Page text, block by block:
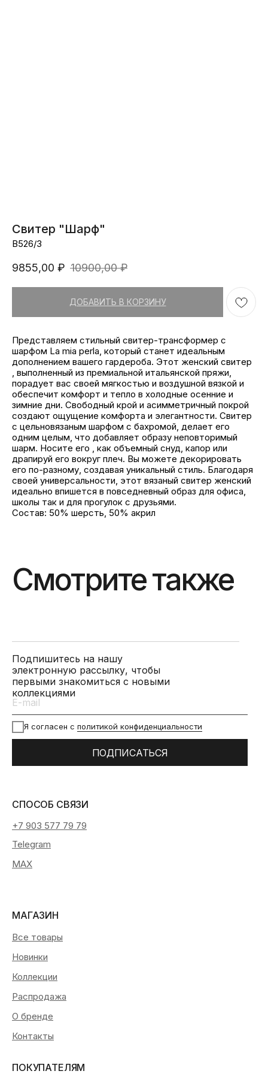
Свитер "Шарф"
В526/3
9855,00 ₽ 10900,00 ₽
ДОБАВИТЬ В КОРЗИНУ
Представляем стильный свитер-трансформер с
шарфом La mia perla, который станет идеальным
дополнением вашего гардероба. Этот женский свитер
, выполненный из премиальной итальянской пряжи,
порадует вас своей мягкостью и воздушной вязкой и
обеспечит комфорт и тепло в холодные осенние и
зимние дни. Свободный крой и асимметричный покрой
создают ощущение комфорта и элегантности. Свитер
с цельновязаным шарфом с бахромой, делает его
одним целым, что добавляет образу неповторимый
шарм. Носите его , как объемный снуд, капор или
драпируй его вокруг плеч. Вы можете декорировать
его по-разному, создавая уникальный стиль. Благодаря
своей универсальности, этот вязаный свитер женский
идеально впишется в повседневный образ для офиса,
школы так и для прогулок с друзьями.
Состав: 50% шерсть, 50% акрил
Смотрите также
Подпишитесь на нашу
электронную рассылку, чтобы
первыми знакомиться с новыми
коллекциями
Все товары
Новинки
О бренде
Контакты
Коллекции
Распродажа
Я согласен с политикой конфиденциальности
ПОДПИСАТЬСЯ
+7 903 577 79 79
СПОСОБ СВЯЗИ
ПОКУПАТЕЛЯМ
Telegram
MAX
МАГАЗИН